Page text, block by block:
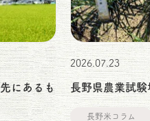
にあるも
2026.07.23
長野県農業試
長野米コラム